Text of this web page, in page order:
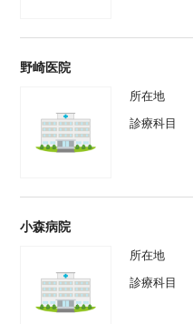
野崎医院
所在地
診療科目
小森病院
所在地
診療科目